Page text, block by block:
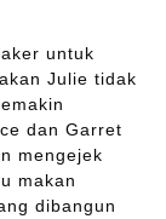
untuk
Julie tidak
dan Garret
mengejek
makan
dibangun